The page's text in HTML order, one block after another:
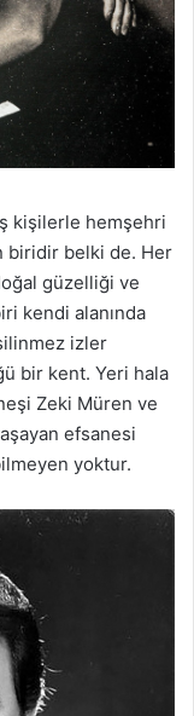
kişilerle hemşehri
biridir belki de. Her
güzelliği ve
kendi alanında
izler
bir kent. Yeri hala
Zeki Müren ve
efsanesi
yoktur.